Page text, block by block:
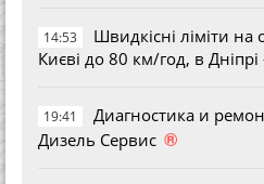
14:53
Швидкісні ліміти
Києві до 80 км/год, в
19:41
Диагностика и
Дизель Сервис ®